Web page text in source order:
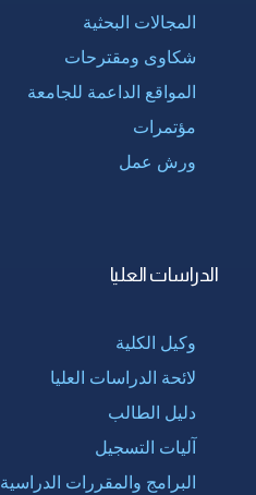
المجالات البحثية
شكاوى ومقترحات
المواقع الداعمة للجامعة
مؤتمرات
ورش عمل
الدراسات العليا
وكيل الكلية
لائحة الدراسات العليا
دليل الطالب
آليات التسجيل
البرامج والمقررات الدراسية